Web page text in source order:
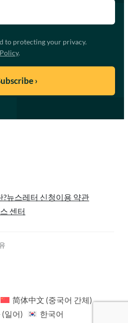
to protecting your privacy.
.
?뉴스레터 신청이용 약관
센터
简体中文 (중국어 간체)
(일어) 한국어